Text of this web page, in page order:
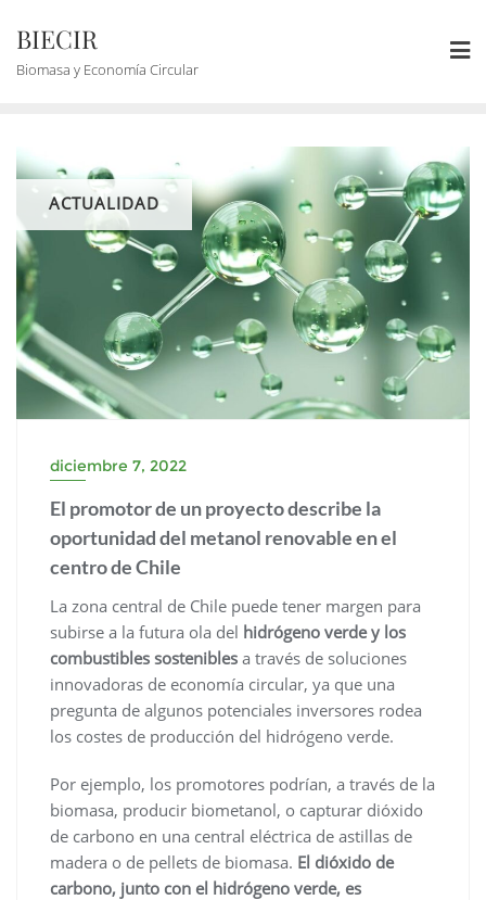
BIECIR
Biomasa y Economía Circular
ACTUALIDAD
diciembre 7, 2022
El promotor de un proyecto describe la
oportunidad del metanol renovable en el
centro de Chile
La zona central de Chile puede tener margen para
subirse a la futura ola del hidrógeno verde y los
combustibles sostenibles a través de soluciones
innovadoras de economía circular, ya que una
pregunta de algunos potenciales inversores rodea
los costes de producción del hidrógeno verde.
Por ejemplo, los promotores podrían, a través de la
biomasa, producir biometanol, o capturar dióxido
de carbono en una central eléctrica de astillas de
madera o de pellets de biomasa. El dióxido de
carbono, junto con el hidrógeno verde, es